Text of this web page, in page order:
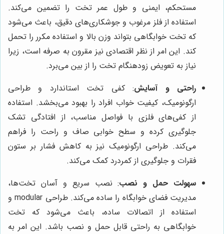
مستحکم، ایمنی و طول عمر تخت را تضمین می‌کند.
استفاده از فلز مرغوب و جوشکاری‌های دقیق، باعث می‌شود
که تخت خوابگاهی بتواند وزن بالا و استفاده مکرر را تحمل
کند. این امر از نظر اقتصادی نیز مقرون به صرفه است، زیرا
نیاز به تعویض زودهنگام تخت را از بین می‌برد.
راحتی و آسایش: کفی تخت استاندارد و طراحی
ارگونومیک، کیفیت خواب افراد را بهبود می‌بخشد. استفاده
از کفی‌های فلزی با فواصل مناسب، از افتادگی تشک
جلوگیری کرده و سطح خوابی صاف و راحت را فراهم
می‌کند. طراحی ارگونومیک نیز به کاهش فشار بر ستون
فقرات و جلوگیری از کمردرد کمک می‌کند.
سهولت حمل و نصب: نصب سریع و آسان تخت‌ها،
مدیریت فضای خوابگاه را ساده می‌کند. طراحی modular و
استفاده از اتصالات ساده، باعث می‌شود که تخت
خوابگاهی به راحتی قابل حمل و نصب باشد. این امر به